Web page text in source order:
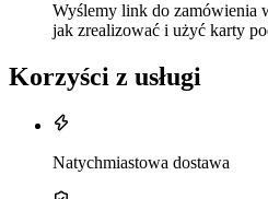
Wyślemy link do zamówienia
jak zrealizować i użyć karty
Korzyści z usługi
Natychmiastowa dostawa